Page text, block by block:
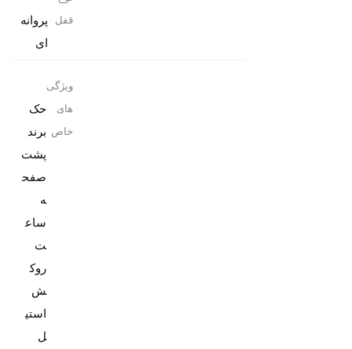
قفل
پروانه
ای
ویژگی
های
خاص
حک
برند
پشت
صفح
ه
ساع
روک
ش
استی
ل